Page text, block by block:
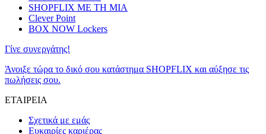
SHOPFLIX ΜΕ ΤΗ ΜΙΑ
Clever Point
BOX NOW Lockers
Γίνε συνεργάτης!
Άνοιξε τώρα το δικό σου κατάστημα SHOPFLIX και αύξησε τις
πωλήσεις σου.
ΕΤΑΙΡΕΙΑ
Σχετικά με εμάς
Ευκαιρίες καριέρας